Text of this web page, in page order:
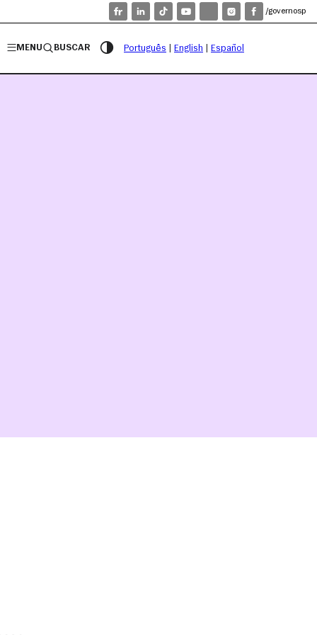
/governosp
MENU BUSCAR Português English Español